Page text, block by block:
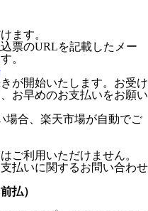
ます。
票のURLを記載したメー
。
が開始いたします。お受け
お早めのお支払いをお願い
場合、楽天市場が自動でご
ご利用いただけません。
払いに関するお問い合わせ
払）